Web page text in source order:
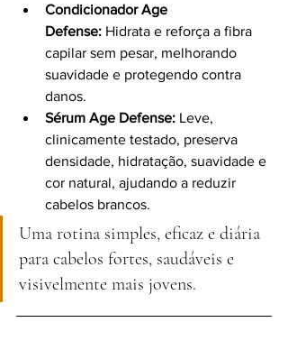
Condicionador Age
Defense: Hidrata e reforça a fibra
capilar sem pesar, melhorando
suavidade e protegendo contra
danos.
Sérum Age Defense: Leve,
clinicamente testado, preserva
densidade, hidratação, suavidade e
cor natural, ajudando a reduzir
cabelos brancos.
Uma rotina simples, eficaz e diária
para cabelos fortes, saudáveis e
visivelmente mais jovens.